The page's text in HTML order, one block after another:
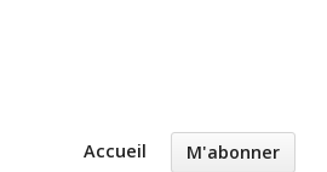
Accueil M'abonner